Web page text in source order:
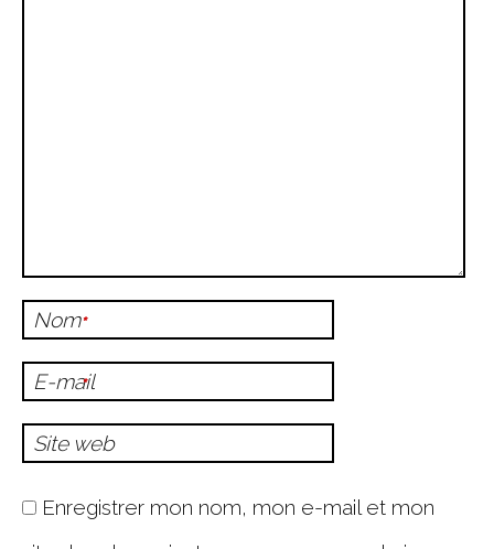
Nom*
E-mail
*
Site web
Enregistrer mon nom, mon e-mail et mon